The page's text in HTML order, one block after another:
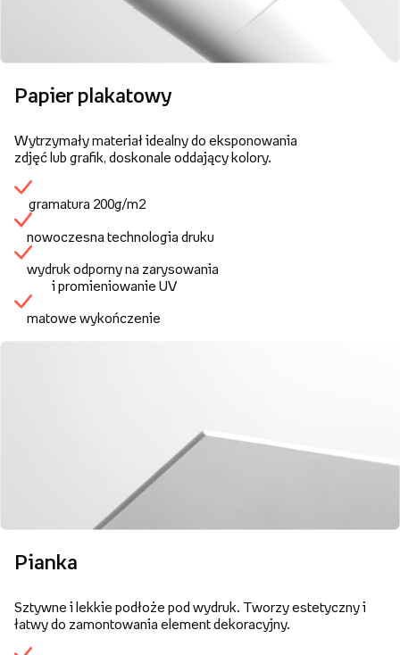
Papier plakatowy
Wytrzymały materiał idealny do eksponowania
zdjęć lub grafik, doskonale oddający kolory.
gramatura 200g/m2
nowoczesna technologia druku
wydruk odporny na zarysowania
i promieniowanie UV
matowe wykończenie
Pianka
Sztywne i lekkie podłoże pod wydruk. Tworzy estetyczny i
łatwy do zamontowania element dekoracyjny.